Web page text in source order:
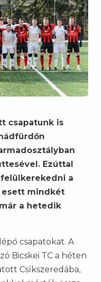
csapatunk is
Ezúttal
a
esett mindkét
a hetedik
csapatokat. A
Bicskei TC a héten
Csíkszeredába,